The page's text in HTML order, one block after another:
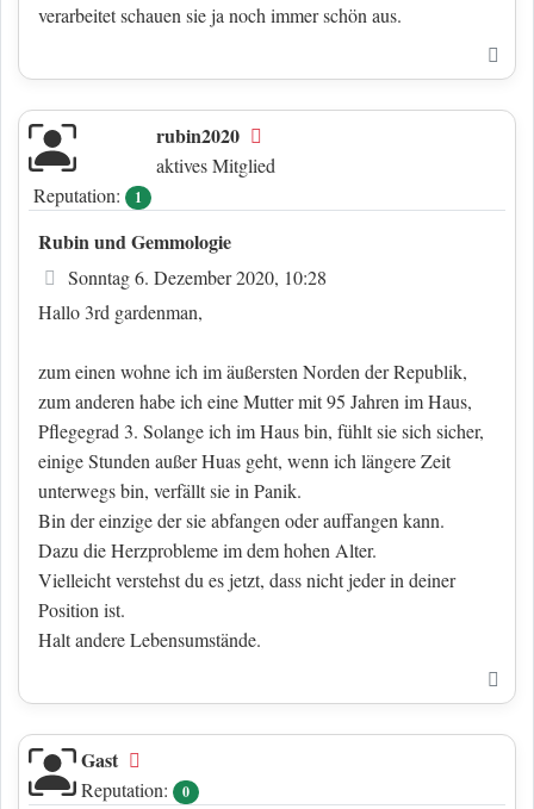
verarbeitet schauen sie ja noch immer schön aus.
rubin2020
aktives Mitglied
Reputation:
1
Rubin und Gemmologie
Beitrag
Sonntag 6. Dezember 2020, 10:28
Hallo 3rd gardenman,
zum einen wohne ich im äußersten Norden der Republik,
zum anderen habe ich eine Mutter mit 95 Jahren im Haus,
Pflegegrad 3. Solange ich im Haus bin, fühlt sie sich sicher,
einige Stunden außer Huas geht, wenn ich längere Zeit
unterwegs bin, verfällt sie in Panik.
Bin der einzige der sie abfangen oder auffangen kann.
Dazu die Herzprobleme im dem hohen Alter.
Vielleicht verstehst du es jetzt, dass nicht jeder in deiner
Position ist.
Halt andere Lebensumstände.
Gast
Reputation: 0